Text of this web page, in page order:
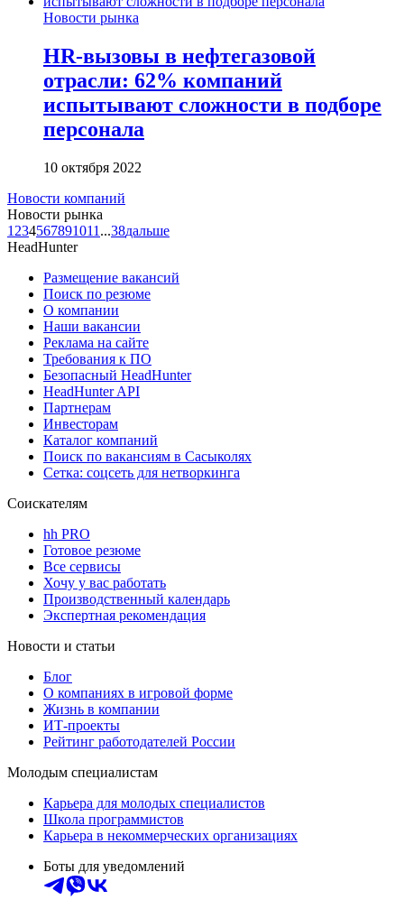
Новости рынка
HR-вызовы в нефтегазовой
отрасли: 62% компаний
испытывают сложности в подборе
персонала
10 октября 2022
Новости компаний
Новости рынка
1 234567891011 ...38дальше
HeadHunter
Размещение вакансий
Поиск по резюме
О компании
Наши вакансии
Реклама на сайте
Требования к ПО
Безопасный HeadHunter
HeadHunter API
Партнерам
Инвесторам
Каталог компаний
Поиск по вакансиям в Сасыколях
Сетка: соцсеть для нетворкинга
Соискателям
hh PRO
Готовое резюме
Все сервисы
Хочу у вас работать
Производственный календарь
Экспертная рекомендация
Новости и статьи
Блог
О компаниях в игровой форме
Жизнь в компании
ИТ-проекты
Рейтинг работодателей России
Молодым специалистам
Карьера для молодых специалистов
Школа программистов
Карьера в некоммерческих организациях
Боты для уведомлений